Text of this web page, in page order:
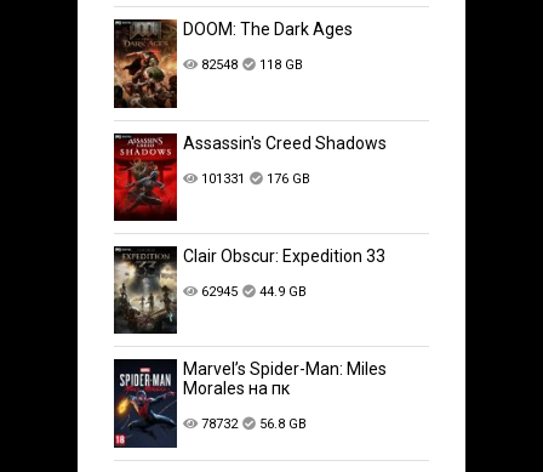
DOOM: The Dark Ages
82548 118 GB
Assassin's Creed Shadows
101331 176 GB
Clair Obscur: Expedition 33
62945 44.9 GB
Marvel’s Spider-Man: Miles
Morales на пк
78732 56.8 GB